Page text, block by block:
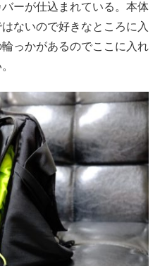
ーが仕込まれている。本体
ないので好きなところに入
っかがあるのでここに入れ